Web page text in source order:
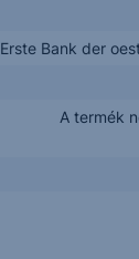
Erste Bank der
A termék